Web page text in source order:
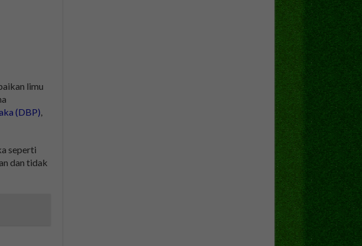
limu
(DBP)
seperti
dan tidak